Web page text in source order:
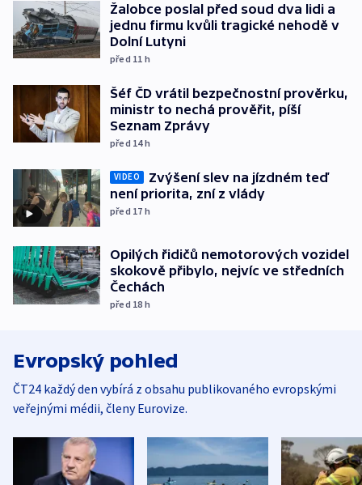
Žalobce poslal před soud dva lidi a
jednu firmu kvůli tragické nehodě v
Dolní Lutyni
před 11 h
Šéf ČD vrátil bezpečnostní prověrku,
ministr to nechá prověřit, píší
Seznam Zprávy
před 14h
VIDEO
Zvýšení slev na jízdném teď
není priorita, zní z vlády
před 17 h
Opilých řidičů nemotorových vozidel
skokově přibylo, nejvíc ve středních
Čechách
před 18 h
Evropský pohled
ČT24 každý den vybírá z obsahu publikovaného evropskými
veřejnými médii, členy Eurovize.